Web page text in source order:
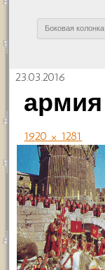
Боковая колонка
23.03.2016
армия
1920 × 1281